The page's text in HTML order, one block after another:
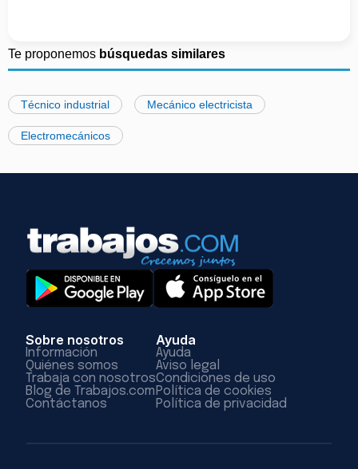
Te proponemos búsquedas similares
Técnico industrial Mecánico electricista
Electromecánicos
Sobre nosotros
Información
Quiénes somos
Trabaja con nosotros
Blog de Trabajos.com
Contáctanos
Ayuda
Ayuda
Aviso legal
Condiciones de uso
Política de cookies
Política de privacidad